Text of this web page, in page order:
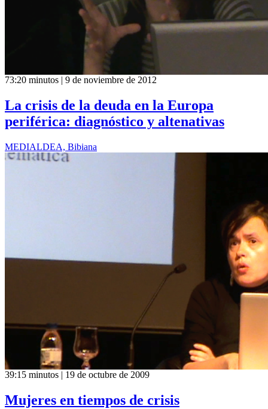
73:20 minutos | 9 de noviembre de 2012
La crisis de la deuda en la Europa
periférica: diagnóstico y altenativas
MEDIALDEA, Bibiana
39:15 minutos | 19 de octubre de 2009
Mujeres en tiempos de crisis